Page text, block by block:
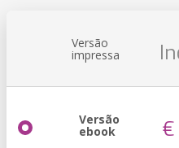
Versão
impressa
Versão
ebook €